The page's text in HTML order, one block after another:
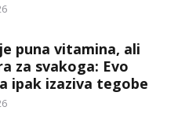
puna vitamina, ali
za svakoga: Evo
ipak izaziva tegobe